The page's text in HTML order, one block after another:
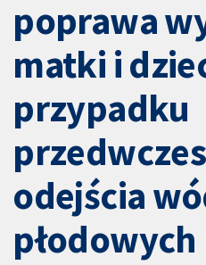
poprawa
matki i
przypadku
odejścia
płodowych